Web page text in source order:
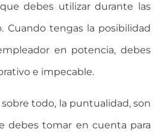
debes utilizar durante las
Cuando tengas la posibilidad
en potencia, debes
e impecable.
todo, la puntualidad, son
debes tomar en cuenta para